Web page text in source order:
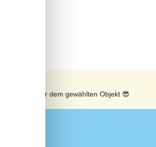
über dem gewählten Objekt 😎